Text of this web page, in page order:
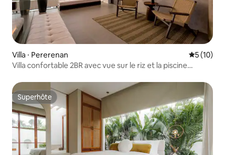
Villa ⋅ Pererenan
5 (10)
Villa confortable 2BR avec vue sur le riz et la piscine
Superhôte
Superhôte